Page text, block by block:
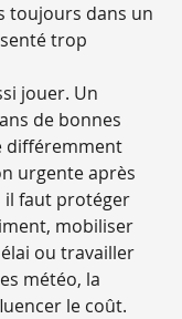
toujours dans un
trop
jouer. Un
de bonnes
différemment
urgente après
faut protéger
mobiliser
ou travailler
météo, la
le coût.